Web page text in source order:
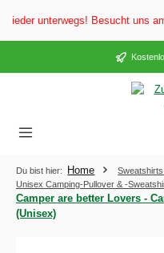
springen
unterwegs! Besucht uns am
Du bist hier: Home
Unisex Camping-Pullover & -
Camper are better Lovers -
(Unisex)